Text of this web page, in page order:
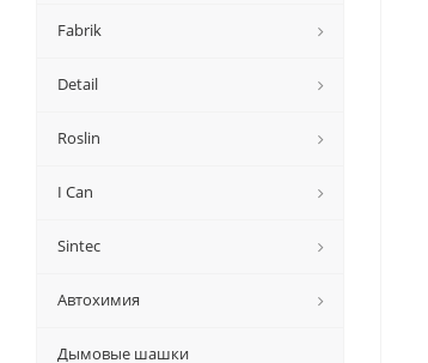
Fabrik
Detail
Roslin
I Can
Sintec
Автохимия
Дымовые шашки